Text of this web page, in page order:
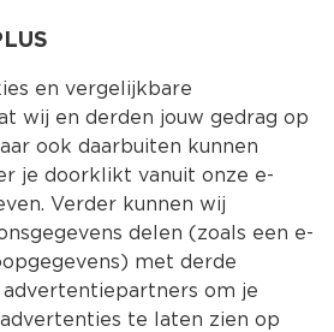
Kies jouw
Producten
en vergelijkbare
wij en derden jouw gedrag op
ook daarbuiten kunnen
je doorklikt vanuit onze e-
Verder kunnen wij
delen (zoals een e-
met derde
om je
te laten zien op